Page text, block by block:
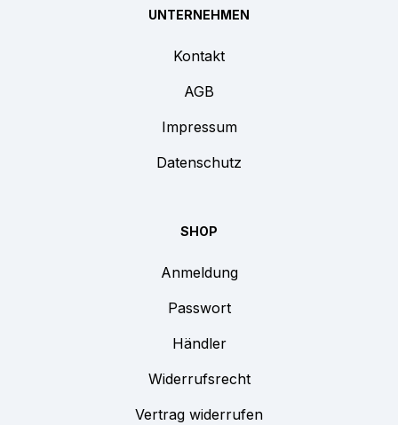
UNTERNEHMEN
Kontakt
AGB
Impressum
Datenschutz
SHOP
Anmeldung
Passwort
Händler
Widerrufsrecht
Vertrag widerrufen